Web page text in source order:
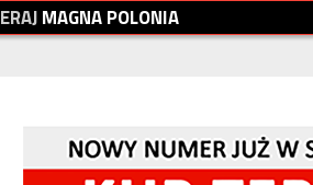
ERAJMAGNAPOLONIA